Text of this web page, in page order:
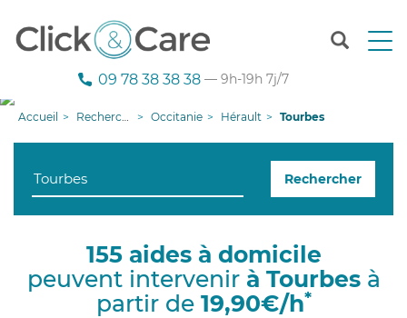
T
n
g
09 78 38 38 38 — 9h-19h 7j/7
Accueil Recherche aide à domicile Occitanie Hérault Tourbes
Rechercher
155 aides à domicile
peuvent intervenir à Tourbesà
partir de 19,90€/h*